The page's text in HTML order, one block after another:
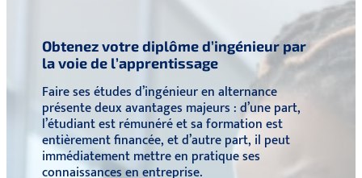
Obtenez votre diplôme d’ingénieur par
la voie de l’apprentissage
Faire ses études d’ingénieur en alternance
présente deux avantages majeurs : d’une part,
l’étudiant est rémunéré et sa formation est
entièrement financée, et d’autre part, il peut
immédiatement mettre en pratique ses
connaissances en entreprise.